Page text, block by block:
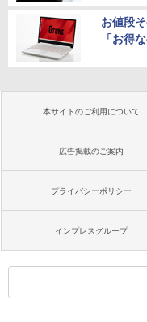
お値段
「お得
本サイトのご利用について
広告掲載のご案内
プライバシーポリシー
インプレスグループ